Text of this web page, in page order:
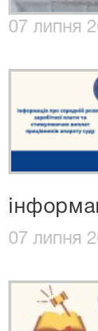
07 липня
07 липня